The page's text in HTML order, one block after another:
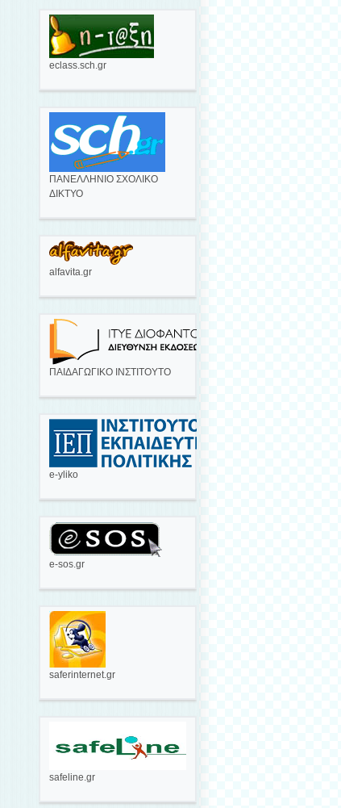
eclass.sch.gr
ΠΑΝΕΛΛΗΝΙΟ ΣΧΟΛΙΚΟ
ΔΙΚΤΥΟ
alfavita.gr
ΠΑΙΔΑΓΩΓΙΚΟ ΙΝΣΤΙΤΟΥΤΟ
e-yliko
e-sos.gr
saferinternet.gr
safeline.gr